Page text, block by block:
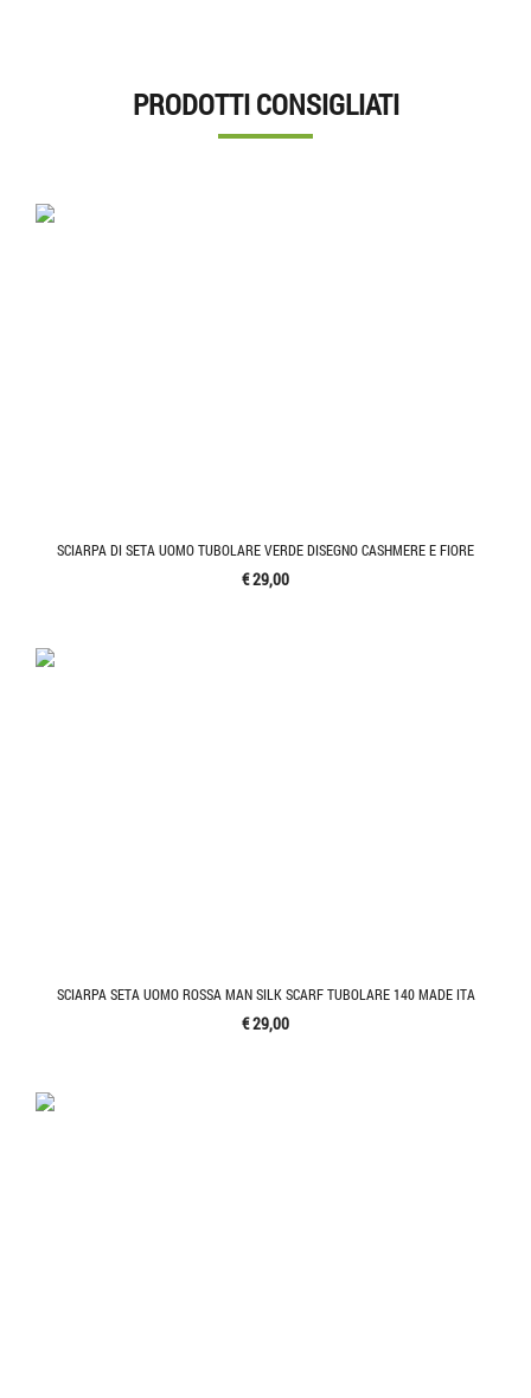
PRODOTTI CONSIGLIATI
SCIARPA DI SETA UOMO TUBOLARE VERDE DISEGNO CASHMERE E FIORE
€ 29,00
SCIARPA SETA UOMO ROSSA MAN SILK SCARF TUBOLARE 140 MADE ITA
€ 29,00